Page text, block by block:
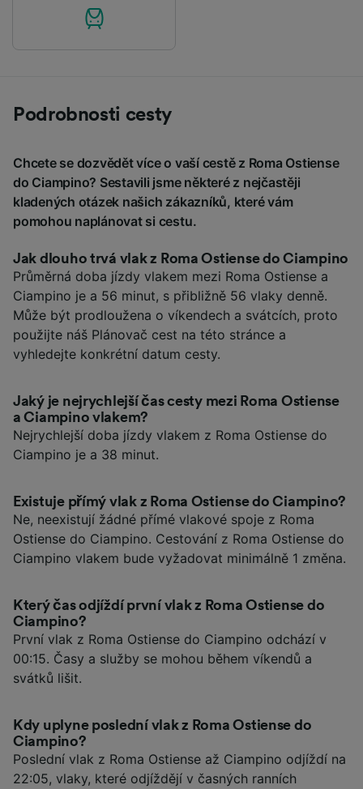
Podrobnosti cesty
Chcete se dozvědět více o vaší cestě z Roma Ostiense
do Ciampino? Sestavili jsme některé z nejčastěji
kladených otázek našich zákazníků, které vám
pomohou naplánovat si cestu.
Jak dlouho trvá vlak z Roma Ostiense do Ciampino
Průměrná doba jízdy vlakem mezi Roma Ostiense a
Ciampino je a 56 minut, s přibližně 56 vlaky denně.
Může být prodloužena o víkendech a svátcích, proto
použijte náš Plánovač cest na této stránce a
vyhledejte konkrétní datum cesty.
Jaký je nejrychlejší čas cesty mezi Roma Ostiense
a Ciampino vlakem?
Nejrychlejší doba jízdy vlakem z Roma Ostiense do
Ciampino je a 38 minut.
Existuje přímý vlak z Roma Ostiense do Ciampino?
Ne, neexistují žádné přímé vlakové spoje z Roma
Ostiense do Ciampino. Cestování z Roma Ostiense do
Ciampino vlakem bude vyžadovat minimálně 1 změna.
Který čas odjíždí první vlak z Roma Ostiense do
Ciampino?
První vlak z Roma Ostiense do Ciampino odchází v
00:15. Časy a služby se mohou během víkendů a
svátků lišit.
Kdy uplyne poslední vlak z Roma Ostiense do
Ciampino?
Poslední vlak z Roma Ostiense až Ciampino odjíždí na
22:05, vlaky, které odjíždějí v časných ranních